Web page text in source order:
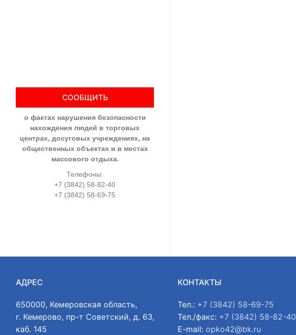
СООБЩИТЬ
о фактах нарушения безопасности
нахождения людей в торговых
центрах, досуговых учреждениях, на
общественных объектах и в местах
массового отдыха.
Телефоны:
+7 (3842) 58-82-40
+7 (3842) 58-69-75
АДРЕС
650000, Кемеровская область,
г. Кемерово, пр-т Советский, д. 63,
каб. 145
КОНТАКТЫ
Тел.: +7 (3842) 58-69-75
Тел./факс: +7 (3842) 58-82-40
E-mail: opko42@bk.ru